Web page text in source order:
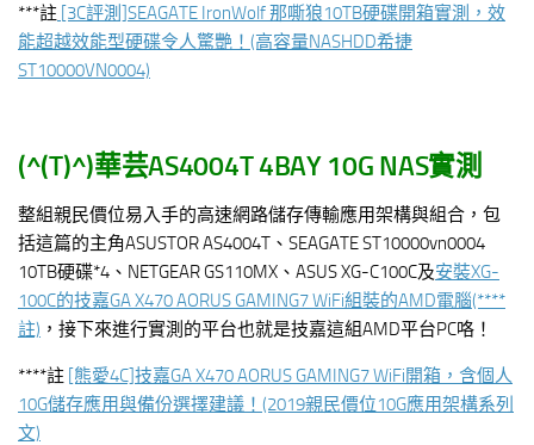
***註 [3C評測]SEAGATE IronWolf 那嘶狼10TB硬碟開箱實測，效
能超越效能型硬碟令人驚艷！(高容量NASHDD希捷
ST10000VN0004)
(^(T)^)華芸AS4004T 4BAY 10G NAS實測
整組親民價位易入手的高速網路儲存傳輸應用架構與組合，包
括這篇的主角ASUSTOR AS4004T、SEAGATE ST10000vn0004
10TB硬碟*4、NETGEAR GS110MX、ASUS XG-C100C及安裝XG-
100C的技嘉GA X470 AORUS GAMING7 WiFi組裝的AMD電腦(****
註) ，接下來進行實測的平台也就是技嘉這組AMD平台PC咯！
****註 [熊愛4C]技嘉GA X470 AORUS GAMING7 WiFi開箱，含個人
10G儲存應用與備份選擇建議！(2019親民價位10G應用架構系列
文)